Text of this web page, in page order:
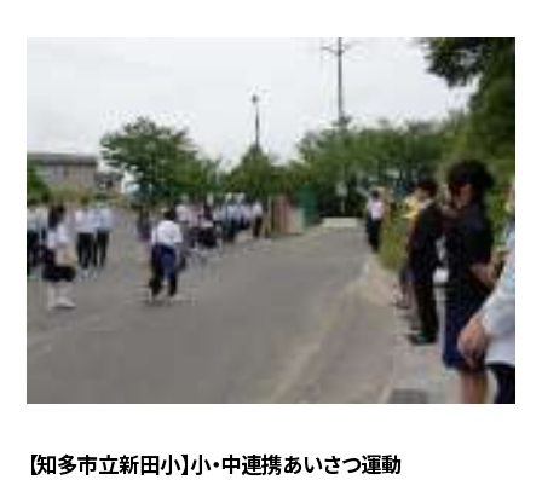
【知多市立新田小】小・中連携あいさつ運動